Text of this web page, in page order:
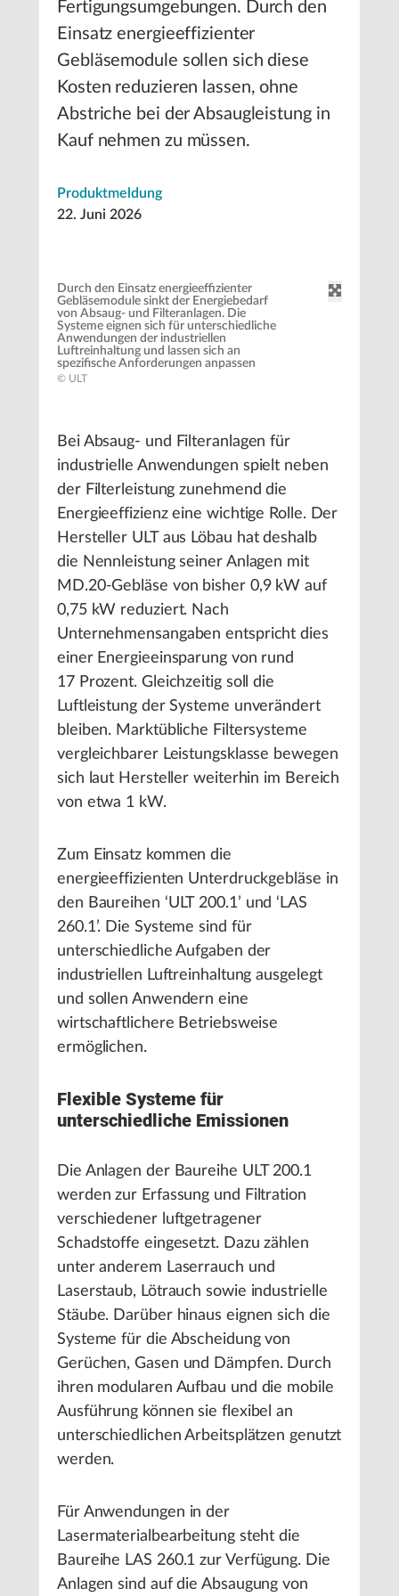
Fertigungsumgebungen. Durch den
Einsatz energieeffizienter
Gebläsemodule sollen sich diese
Kosten reduzieren lassen, ohne
Abstriche bei der Absaugleistung in
Kauf nehmen zu müssen.
Produktmeldung
22. Juni 2026
Durch den Einsatz energieeffizienter
Gebläsemodule sinkt der Energiebedarf
von Absaug- und Filteranlagen. Die
Systeme eignen sich für unterschiedliche
Anwendungen der industriellen
Luftreinhaltung und lassen sich an
spezifische Anforderungen anpassen
© ULT
Bei Absaug- und Filteranlagen für
industrielle Anwendungen spielt neben
der Filterleistung zunehmend die
Energieeffizienz eine wichtige Rolle. Der
Hersteller ULT aus Löbau hat deshalb
die Nennleistung seiner Anlagen mit
MD.20-Gebläse von bisher 0,9 kW auf
0,75 kW reduziert. Nach
Unternehmensangaben entspricht dies
einer Energieeinsparung von rund
17 Prozent. Gleichzeitig soll die
Luftleistung der Systeme unverändert
bleiben. Marktübliche Filtersysteme
vergleichbarer Leistungsklasse bewegen
sich laut Hersteller weiterhin im Bereich
von etwa 1 kW.
Zum Einsatz kommen die
energieeffizienten Unterdruckgebläse in
den Baureihen ‘ULT 200.1’ und ‘LAS
260.1’. Die Systeme sind für
unterschiedliche Aufgaben der
industriellen Luftreinhaltung ausgelegt
und sollen Anwendern eine
wirtschaftlichere Betriebsweise
ermöglichen.
Flexible Systeme für
unterschiedliche Emissionen
Die Anlagen der Baureihe ULT 200.1
werden zur Erfassung und Filtration
verschiedener luftgetragener
Schadstoffe eingesetzt. Dazu zählen
unter anderem Laserrauch und
Laserstaub, Lötrauch sowie industrielle
Stäube. Darüber hinaus eignen sich die
Systeme für die Abscheidung von
Gerüchen, Gasen und Dämpfen. Durch
ihren modularen Aufbau und die mobile
Ausführung können sie flexibel an
unterschiedlichen Arbeitsplätzen genutzt
werden.
Für Anwendungen in der
Lasermaterialbearbeitung steht die
Baureihe LAS 260.1 zur Verfügung. Die
Anlagen sind auf die Absaugung von